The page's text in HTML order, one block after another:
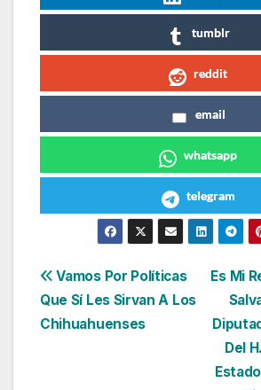
tumblr
reddit
email
whatsapp
telegram
Navegación
de
Es Mi
Del
Vamos Por Políticas
Que Sí Les Sirvan A Los
Chihuahuenses